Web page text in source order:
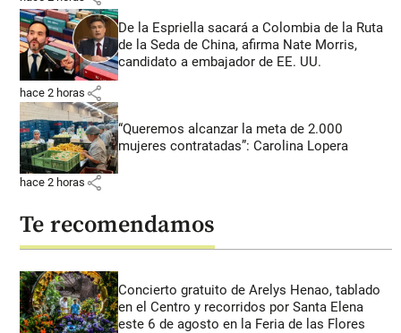
De la Espriella sacará a Colombia de la Ruta
de la Seda de China, afirma Nate Morris,
candidato a embajador de EE. UU.
hace 2 horas share
“Queremos alcanzar la meta de 2.000
mujeres contratadas”: Carolina Lopera
hace 2 horas share
Te recomendamos
Concierto gratuito de Arelys Henao, tablado
en el Centro y recorridos por Santa Elena
este 6 de agosto en la Feria de las Flores